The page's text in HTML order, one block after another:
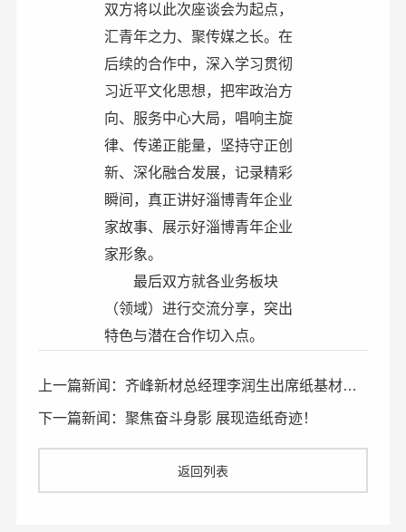
双方将以此次座谈会为起点，
汇青年之力、聚传媒之长。在
后续的合作中，深入学习贯彻
习近平文化思想，把牢政治方
向、服务中心大局，唱响主旋
律、传递正能量，坚持守正创
新、深化融合发展，记录精彩
瞬间，真正讲好淄博青年企业
家故事、展示好淄博青年企业
家形象。
最后双方就各业务板块
（领域）进行交流分享，突出
特色与潜在合作切入点。
上一篇新闻：齐峰新材总经理李润生出席纸基材料产业链论坛圆桌会议
下一篇新闻：聚焦奋斗身影 展现造纸奇迹！
返回列表